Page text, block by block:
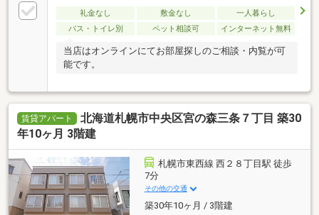
礼金なし 敷金なし
一人暮らし
バス・トイレ別
ペット相談可 インターネット無料
当店はオンラインにてお部屋探しのご相談・内覧が可
能です。
賃貸アパート
北海道札幌市中央区宮の森三条７丁目 築30
年10ヶ月 3階建
札幌市東西線 西２８丁目駅 徒歩
7分
その他の交通
築30年10ヶ月 / 3階建